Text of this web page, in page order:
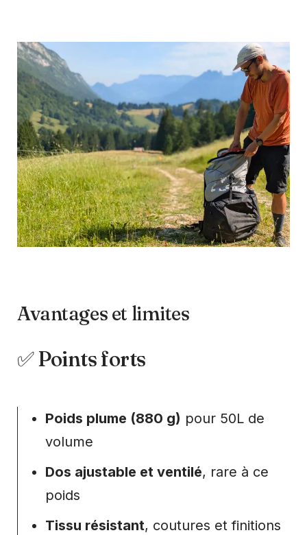
Avantages et limites
✅ Points forts
Poids plume (880 g) pour 50L de
volume
Dos ajustable et ventilé, rare à ce
poids
Tissu résistant, coutures et finitions